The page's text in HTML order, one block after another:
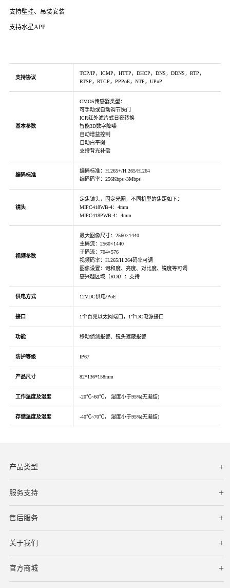
支持壁挂、吊装安装
支持水星APP
支持协议
TCP/IP，ICMP，HTTP，DHCP，DNS，DDNS，RTP，
RTSP，RTCP，PPPoE，NTP，UPnP
基本参数
CMOS传感器类型：
可手动或自动调节快门
ICR红外滤片式日夜转换
智能3D数字降噪
自动增益控制
自动白平衡
支持背光补偿
编码标准
编码标准：H.265+/H.265/H.264
编码码率：256Kbps~3Mbps
镜头
定焦镜头，固定光圈，不同机型的焦距如下：
MIPC418WB-4：4mm
MIPC418PWB-4：4mm
视频参数
最大图像尺寸：2560×1440
主码流：2560×1440
子码流：704×576
视频码率：H.265/H.264码率可调
图像设置：饱和度、亮度、对比度、锐度等可调
感兴趣区域（ROI）：支持
供电方式 12VDC供电/PoE
接口 1个百兆以太网端口，1个DC电源接口
功能 移动侦测报警、镜头遮蔽报警
防护等级 IP67
产品尺寸 82*136*158mm
工作温度及湿度 -20℃~60℃， 湿度小于95%(无凝结)
存储温度及湿度 -40℃~70℃， 湿度小于95%(无凝结)
产品类型
服务支持
下载中心
文档与指南
视频教程
售后服务
服务网点
保修条款
关于我们
公司简介
联系我们
在线客服
官方商城